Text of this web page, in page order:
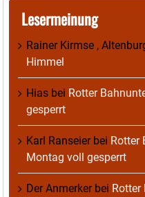
Lesermeinung
Rainer Kirmse ,
Himmel
Hias bei Rotter
gesperrt
Karl Ranseierbei Rotter
Montag voll gesperrt
Der Anmerkerbei Rotter